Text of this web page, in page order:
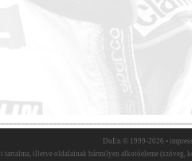
DuEn © 1999-2026 •
tartalma, illetve oldalainak bármilyen alkotóeleme (szöveg,